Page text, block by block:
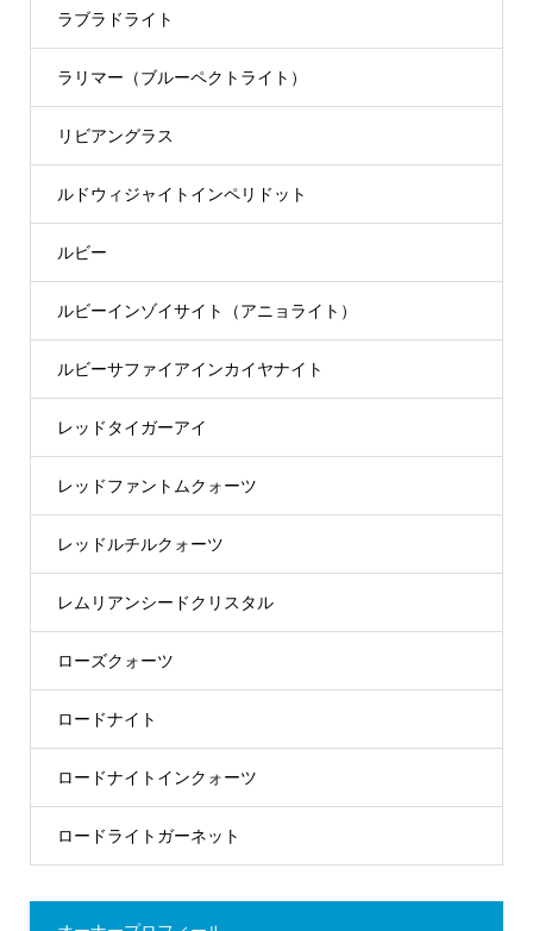
ラブラドライト
ラリマー（ブルーペクトライト）
リビアングラス
ルドウィジャイトインペリドット
ルビー
ルビーインゾイサイト（アニョライト）
ルビーサファイアインカイヤナイト
レッドタイガーアイ
レッドファントムクォーツ
レッドルチルクォーツ
レムリアンシードクリスタル
ローズクォーツ
ロードナイト
ロードナイトインクォーツ
ロードライトガーネット